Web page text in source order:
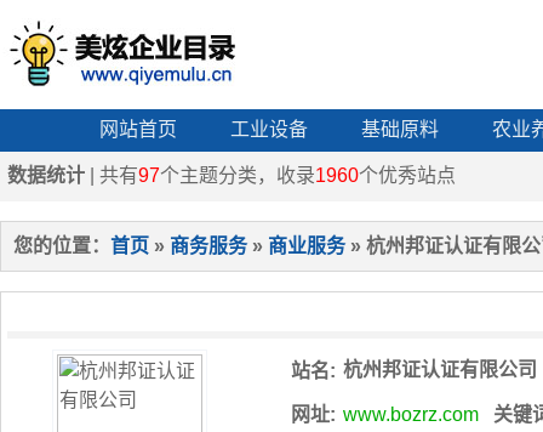
网站首页 工业设备 基础原料 农业
数据统计 | 共有97个主题分类，收录1960个优秀站点
您的位置： 首页 » 商务服务» 商业服务» 杭州邦证认证有限
站名: 杭州邦证认证有限公司
网址: www.bozrz.com
关键